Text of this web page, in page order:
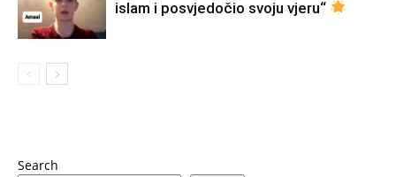
islam i posvjedočio svoju vjeru“
Search